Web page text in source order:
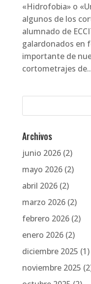
«Hidrofobia» o
algunos de los
alumnado de
galardonados en
importante de
cortometrajes
Archivos
junio 2026(2)
mayo 2026(2)
abril 2026(2)
marzo 2026(2)
febrero 2026(2)
enero 2026(2)
diciembre 2025 (1)
noviembre 2025